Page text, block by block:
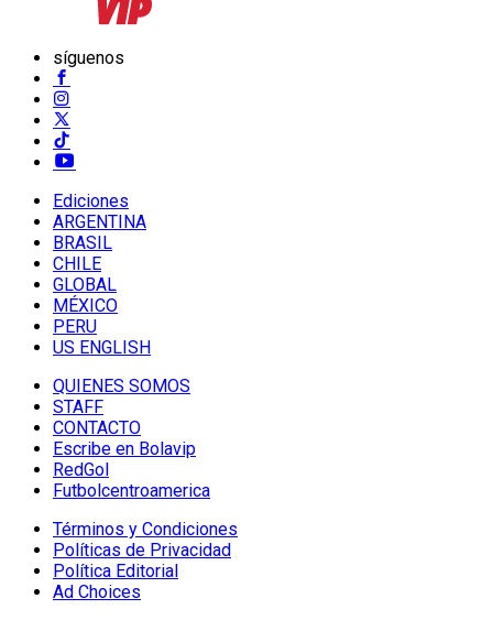
síguenos
Ediciones
ARGENTINA
BRASIL
CHILE
GLOBAL
MÉXICO
PERU
US ENGLISH
QUIENES SOMOS
STAFF
CONTACTO
Escribe en Bolavip
RedGol
Futbolcentroamerica
Términos y Condiciones
Políticas de Privacidad
Política Editorial
Ad Choices